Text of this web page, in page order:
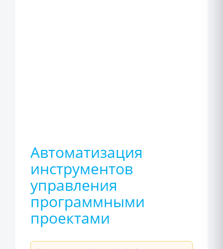
Автоматизация
инструментов
управления
программными
проектами